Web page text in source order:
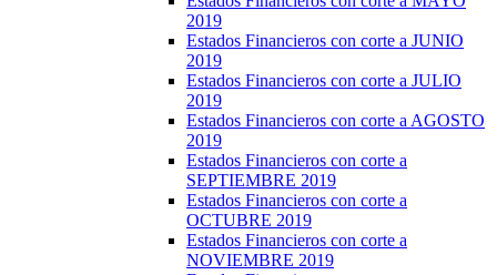
2019
Estados Financieros con corte a JUNIO
2019
Estados Financieros con corte a JULIO
2019
Estados Financieros con corte a AGOSTO
2019
Estados Financieros con corte a
SEPTIEMBRE 2019
Estados Financieros con corte a
OCTUBRE 2019
Estados Financieros con corte a
NOVIEMBRE 2019